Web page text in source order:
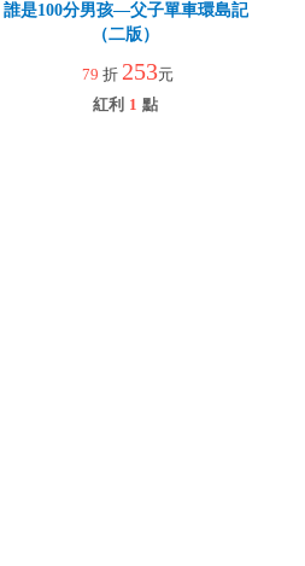
誰是100分男孩—父子單車環島記
（二版）
79 折 253元
紅利 1 點